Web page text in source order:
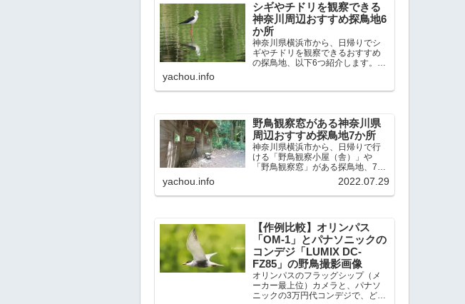
シギやチドリを観察できる
神奈川周辺おすすめ探鳥地6
か所
神奈川県横浜市から、日帰りでシ
ギやチドリを観察できるおすすめ
の探鳥地、以下6つ紹介します。こ
感じた探鳥地です。ふなばし三番
yachou.info
野鳥観察窓がある神奈川県
周辺おすすめ探鳥地7か所
神奈川県横浜市から、日帰りで行
ける「野鳥観察小屋（舎）」や
「野鳥観察窓」がある探鳥地、7か
所を紹介します。どこもオススメ
の探鳥地です。実際に訪れてみる
と、野山にいる野鳥、海や湖にい
yachou.info 2022.07.29
【作例比較】オリンパス
「OM-1」とパナソニックの
コンデジ「LUMIX DC-
FZ85」の野鳥撮影画像
オリンパスのフラッグシップ（メ
ーカー最上位）カメラと、パナソ
ニックの3万円代コンデジで、どの